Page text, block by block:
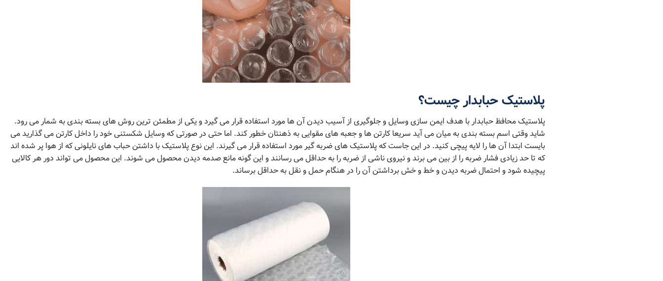
پلاستیک حبابدارچیست؟
پلاستیک محافظ حبابدار با هدف ایمن ‌سازی وسایل و جلوگیری از آسیب دیدن آن ‌ها مورد استفاده قرار می‌ گیرد و یکی از مطمئن ترین روش های بسته بندی به شمار می رود.
شاید وقتی اسم بسته ‌بندی به میان می ‌آید سریعا کارتن ها و جعبه های مقوایی به ذهنتان خطور کند. اما حتی در صورتی که وسایل شکستنی خود را داخل کارتن می ‌گذارید می
بایست ابتدا آن ها را لایه پیچی کنید. در این جاست که پلاستیک های ضربه ‌گیر مورد استفاده قرار می ‌گیرند. این نوع پلاستیک با داشتن حباب های نایلونی که از هوا پر شده اند
که تا حد زیادی فشار ضربه را از بین می برند و نیروی ناشی از ضربه را به حداقل می رسانند و این گونه مانع صدمه دیدن محصول می شوند. این محصول می تواند دور هر کالایی
پیچیده شود و احتمال ضربه دیدن و خط و خش برداشتن آن را در هنگام حمل و نقل به حداقل برساند.